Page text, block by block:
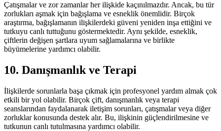
Çatışmalar ve zor zamanlar her ilişkide kaçınılmazdır. Ancak, bu tür
zorlukları aşmak için bağışlama ve esneklik önemlidir. Birçok
araştırma, bağışlamanın ilişkilerdeki güveni yeniden inşa ettiğini ve
tutkuyu canlı tuttuğunu göstermektedir. Aynı şekilde, esneklik,
çiftlerin değişen şartlara uyum sağlamalarına ve birlikte
büyümelerine yardımcı olabilir.
10. Danışmanlık ve Terapi
İlişkilerde sorunlarla başa çıkmak için profesyonel yardım almak çok
etkili bir yol olabilir. Birçok çift, danışmanlık veya terapi
seanslarından faydalanarak iletişim sorunları, çatışmalar veya diğer
zorluklar konusunda destek alır. Bu, ilişkinin güçlendirilmesine ve
tutkunun canlı tutulmasına yardımcı olabilir.